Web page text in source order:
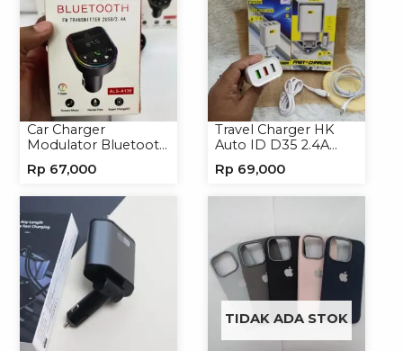
Car Charger
Modulator Bluetooth
Handphone
Rp 67,000
Travel Charger HK
Auto ID D35 2.4A
Rp 69,000
TIDAK ADA STOK